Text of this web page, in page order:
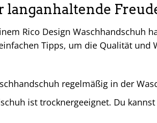
langanhaltende
Rico Design Waschhandschuh
Tipps, um die Qualität und
regelmäßig in der
ist trocknergeeignet. Du